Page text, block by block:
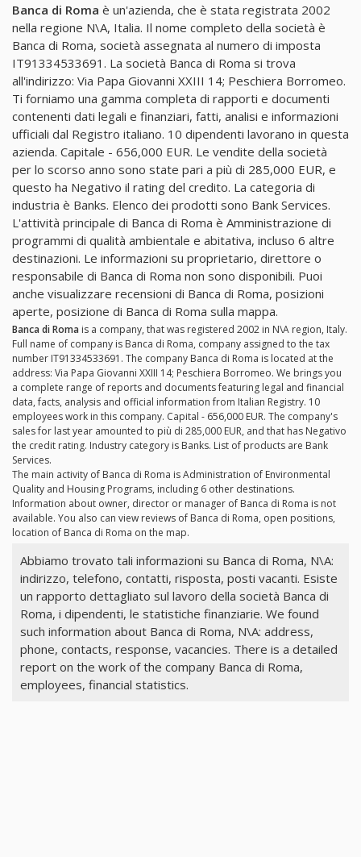
Banca di Roma è un'azienda, che è stata registrata 2002
nella regione N\A, Italia. Il nome completo della società è
Banca di Roma, società assegnata al numero di imposta
IT91334533691. La società Banca di Roma si trova
all'indirizzo: Via Papa Giovanni XXIII 14; Peschiera Borromeo.
Ti forniamo una gamma completa di rapporti e documenti
contenenti dati legali e finanziari, fatti, analisi e informazioni
ufficiali dal Registro italiano. 10 dipendenti lavorano in questa
azienda. Capitale - 656,000 EUR. Le vendite della società
per lo scorso anno sono state pari a più di 285,000 EUR, e
questo ha Negativo il rating del credito. La categoria di
industria è Banks. Elenco dei prodotti sono Bank Services.
L'attività principale di Banca di Roma è Amministrazione di
programmi di qualità ambientale e abitativa, incluso 6 altre
destinazioni. Le informazioni su proprietario, direttore o
responsabile di Banca di Roma non sono disponibili. Puoi
anche visualizzare recensioni di Banca di Roma, posizioni
aperte, posizione di Banca di Roma sulla mappa.
Banca di Roma is a company, that was registered 2002 in N\A region, Italy.
Full name of company is Banca di Roma, company assigned to the tax
number IT91334533691. The company Banca di Roma is located at the
address: Via Papa Giovanni XXIII 14; Peschiera Borromeo. We brings you
a complete range of reports and documents featuring legal and financial
data, facts, analysis and official information from Italian Registry. 10
employees work in this company. Capital - 656,000 EUR. The company's
sales for last year amounted to più di 285,000 EUR, and that has Negativo
the credit rating. Industry category is Banks. List of products are Bank
Services.
The main activity of Banca di Roma is Administration of Environmental
Quality and Housing Programs, including 6 other destinations.
Information about owner, director or manager of Banca di Roma is not
available. You also can view reviews of Banca di Roma, open positions,
location of Banca di Roma on the map.
Abbiamo trovato tali informazioni su Banca di Roma, N\A:
indirizzo, telefono, contatti, risposta, posti vacanti. Esiste
un rapporto dettagliato sul lavoro della società Banca di
Roma, i dipendenti, le statistiche finanziarie. We found
such information about Banca di Roma, N\A: address,
phone, contacts, response, vacancies. There is a detailed
report on the work of the company Banca di Roma,
employees, financial statistics.